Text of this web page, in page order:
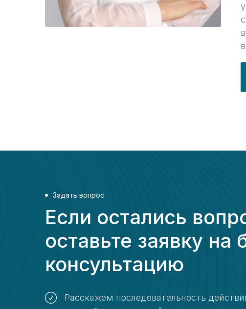
Задать вопрос
Если остались
оставьте заявку на
консультацию
Расскажем последовательность